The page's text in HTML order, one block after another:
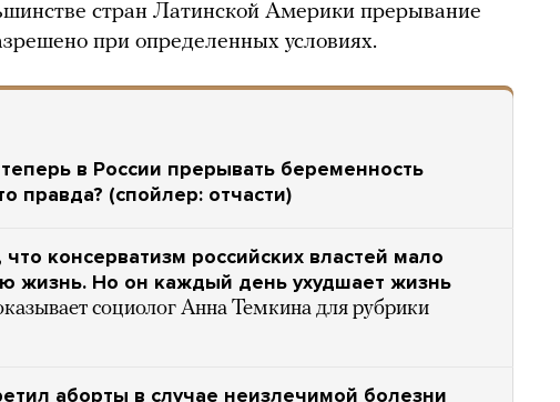
стран Латинской Америки прерывание
при определенных условиях.
в России прерывать беременность
правда? (спойлер: отчасти)
консерватизм российских властей мало
жизнь. Но он каждый день ухудшает жизнь
социолог Анна Темкина для рубрики
аборты в случае неизлечимой болезни